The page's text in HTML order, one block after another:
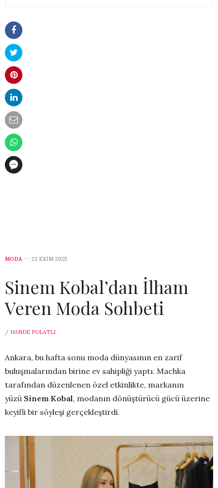
MODA 23 EKIM 2025
Sinem Kobal’dan İlham
Veren Moda Sohbeti
/ HANDE POLATLI
Ankara, bu hafta sonu moda dünyasının en zarif
buluşmalarından birine ev sahipliği yaptı. Machka
tarafından düzenlenen özel etkinlikte, markanın
yüzü Sinem Kobal, modanın dönüştürücü gücü üzerine
keyifli bir söyleşi gerçekleştirdi.